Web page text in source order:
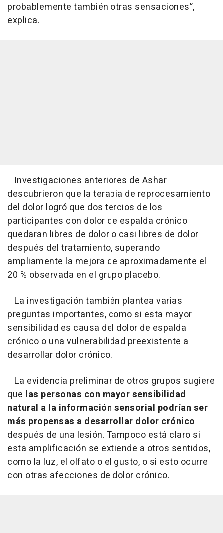
probablemente también otras sensaciones”,
explica.
Investigaciones anteriores de Ashar
descubrieron que la terapia de reprocesamiento
del dolor logró que dos tercios de los
participantes con dolor de espalda crónico
quedaran libres de dolor o casi libres de dolor
después del tratamiento, superando
ampliamente la mejora de aproximadamente el
20 % observada en el grupo placebo.
La investigación también plantea varias
preguntas importantes, como si esta mayor
sensibilidad es causa del dolor de espalda
crónico o una vulnerabilidad preexistente a
desarrollar dolor crónico.
La evidencia preliminar de otros grupos sugiere
que las personas con mayor sensibilidad
natural a la información sensorial podrían ser
más propensas a desarrollar dolor crónico
después de una lesión. Tampoco está claro si
esta amplificación se extiende a otros sentidos,
como la luz, el olfato o el gusto, o si esto ocurre
con otras afecciones de dolor crónico.